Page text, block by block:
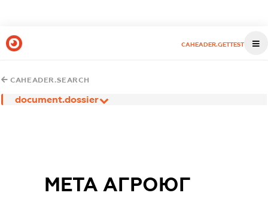
CAHEADER.GETTEST
CAHEADER.SEARCH
document.dossier
МЕТА АГРОЮГ